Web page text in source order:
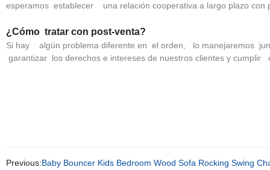
esperamos establecer una relación cooperativa a largo plazo con
¿Cómo tratar con post-venta?
Si hay algún problema diferente en el orden, lo manejaremos
garantizar los derechos e intereses de nuestros clientes y
Previous:Baby Bouncer Kids Bedroom Wood Sofa Rocking Swing